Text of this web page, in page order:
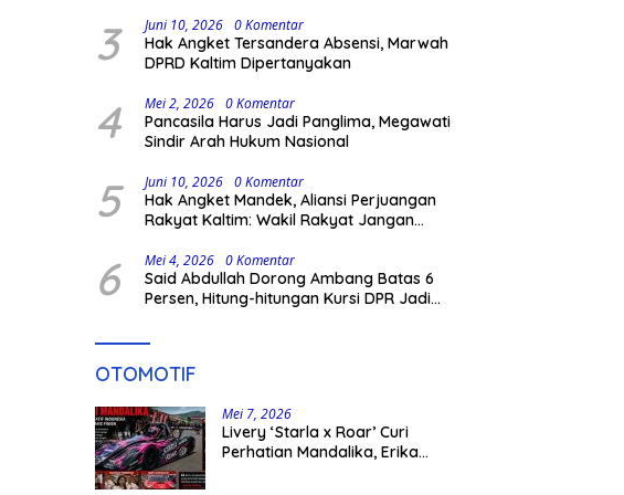
3 Juni 10, 2026 0 Komentar
Hak Angket Tersandera Absensi, Marwah
DPRD Kaltim Dipertanyakan
4 Mei 2, 2026 0 Komentar
Pancasila Harus Jadi Panglima, Megawati
Sindir Arah Hukum Nasional
5 Juni 10, 2026 0 Komentar
Hak Angket Mandek, Aliansi Perjuangan
Rakyat Kaltim: Wakil Rakyat Jangan
6 Mei 4, 2026 0 Komentar
Said Abdullah Dorong Ambang Batas 6
Persen, Hitung-hitungan Kursi DPR Jadi
OTOMOTIF
Mei 7, 2026
Livery ‘Starla x Roar’ Curi
Perhatian Mandalika, Erika